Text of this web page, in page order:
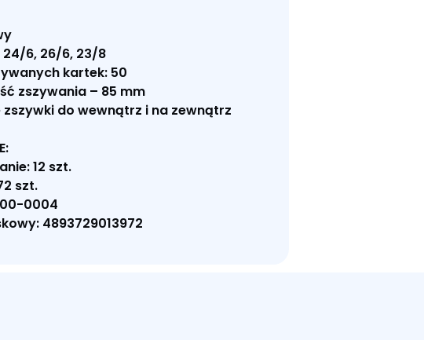
24/6, 26/6, 23/8
kartek: 50
zszywania – 85 mm
zszywki do wewnątrz i na zewnątrz
12 szt.
szt.
0004
4893729013972